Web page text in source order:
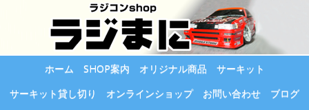
ホーム SHOP案内 オリジナル商品
サーキット
サーキット貸し切り
オンラインショップ お問い合わせ
ブログ